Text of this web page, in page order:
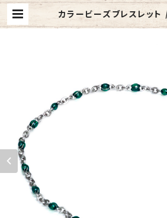
カラービーズブレスレット
(KB146659-Z-SS) |